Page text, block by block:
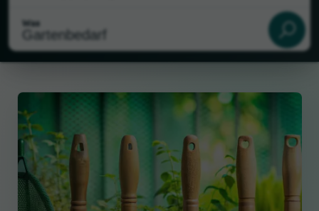
Was
Als meinen Standort wählen